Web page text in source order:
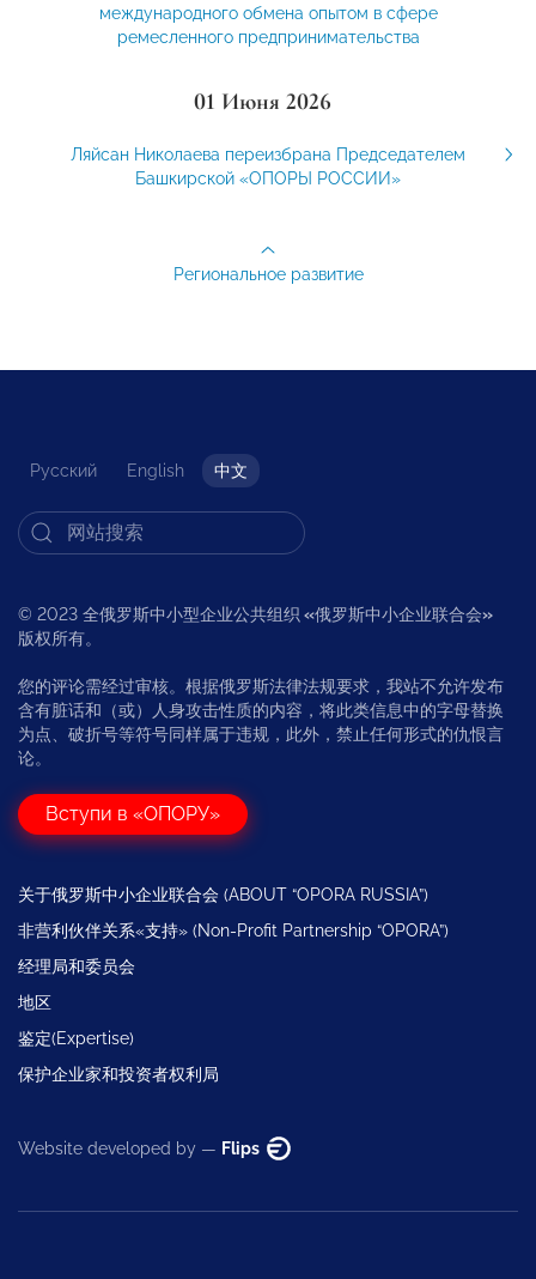
международного обмена опытом в сфере
ремесленного предпринимательства
01 Июня 2026
Ляйсан Николаева переизбрана Председателем
Башкирской «ОПОРЫ РОССИИ»
Региональное развитие
Русский English 中文
© 2023 全俄罗斯中小型企业公共组织 «俄罗斯中小企业联合会»
版权所有。
您的评论需经过审核。根据俄罗斯法律法规要求，我站不允许发布
含有脏话和（或）人身攻击性质的内容，将此类信息中的字母替换
为点、破折号等符号同样属于违规，此外，禁止任何形式的仇恨言
论。
Вступи в «ОПОРУ»
关于俄罗斯中小企业联合会 (ABOUT “OPORA RUSSIA”)
非营利伙伴关系«支持» (Non-Profit Partnership “OPORA”)
经理局和委员会
地区
鉴定(Expertise)
保护企业家和投资者权利局
Website developed by — Flips